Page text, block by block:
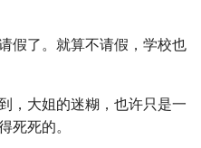
假了。就算不请假，学校也
，大姐的迷糊，也许只是一
死死的。